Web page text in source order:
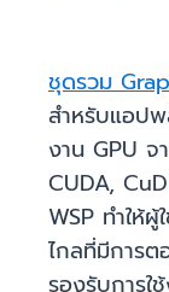
ชุดรวม
สำหรับแอป
งาน GPU จ
CUDA,
WSP ทำให้
ไกลที่มีการต
รองรับการ